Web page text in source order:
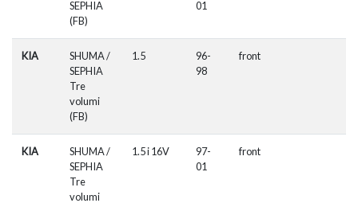
SEPHIA
(FB)
01
KIA
SHUMA /
SEPHIA
Tre
volumi
(FB)
1.5
96-
98
front
KIA
SHUMA /
SEPHIA
Tre
volumi
1.5 i 16V
97-
01
front